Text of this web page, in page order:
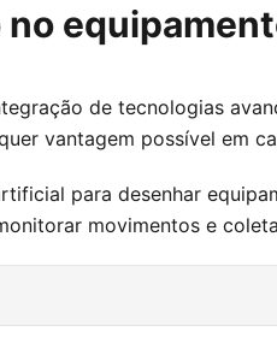
de tecnologias
vantagem possível em
para desenhar
movimentos e